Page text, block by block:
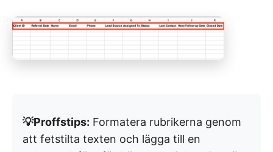
💡Proffstips: Formatera rubrikerna genom
att fetstilta texten och lägga till en